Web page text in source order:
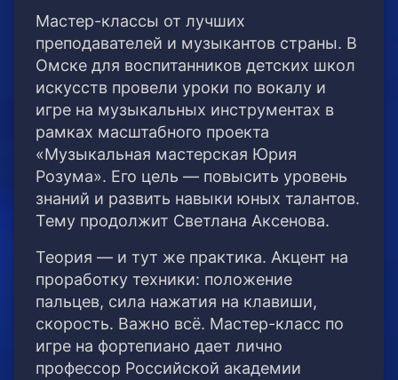
Мастер-классы от лучших
преподавателей и музыкантов страны. В
Омске для воспитанников детских школ
искусств провели уроки по вокалу и
игре на музыкальных инструментах в
рамках масштабного проекта
«Музыкальная мастерская Юрия
Розума». Его цель — повысить уровень
знаний и развить навыки юных талантов.
Тему продолжит Светлана Аксенова.
Теория — и тут же практика. Акцент на
проработку техники: положение
пальцев, сила нажатия на клавиши,
скорость. Важно всё. Мастер-класс по
игре на фортепиано дает лично
профессор Российской академии